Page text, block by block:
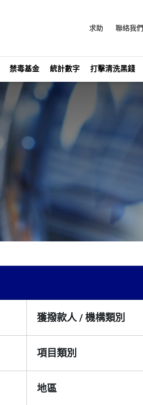
求助 聯絡我們
禁毒基金 統計數字 打擊清洗黑錢
獲撥款人 / 機構類別
項目類別
地區